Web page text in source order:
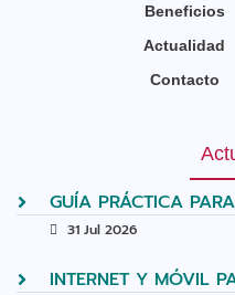
Beneficios
Actualidad
Contacto
GUÍA PRÁCTICA
31 Jul 2026
INTERNET Y MÓVIL